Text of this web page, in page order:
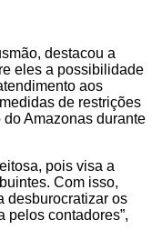
destacou a
eles a possibilidade
aos
de restrições
Amazonas durante
pois visa a
Com isso,
desburocratizar os
pelos contadores”,